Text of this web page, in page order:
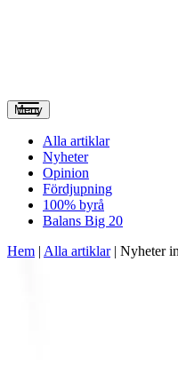
Meny
Alla artiklar
Nyheter
Opinion
Fördjupning
100% byrå
Balans Big 20
Hem | Alla artiklar| Nyheter